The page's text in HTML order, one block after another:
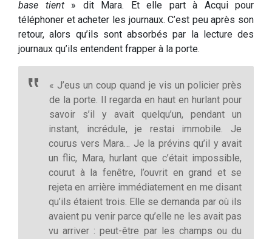
base tient» dit Mara. Et elle part à Acqui pour
téléphoner et acheter les journaux. C’est peu après son
retour, alors qu’ils sont absorbés par la lecture des
journaux qu’ils entendent frapper à la porte.
« J’eus un coup quand je vis un policier près
de la porte. Il regarda en haut en hurlant pour
savoir s’il y avait quelqu’un, pendant un
instant, incrédule, je restai immobile. Je
courus vers Mara… Je la prévins qu’il y avait
un flic, Mara, hurlant que c’était impossible,
courut à la fenêtre, l’ouvrit en grand et se
rejeta en arrière immédiatement en me disant
qu’ils étaient trois. Elle se demanda par où ils
avaient pu venir parce qu’elle ne les avait pas
vu arriver : peut-être par les champs ou du